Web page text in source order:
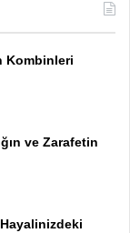
Kombinleri
ve Zarafetin